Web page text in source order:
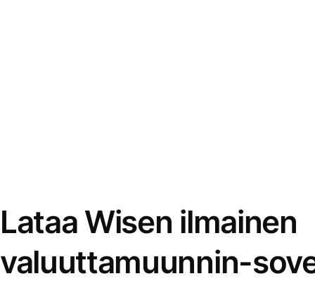
Lataa Wisen ilmainen
valuuttamuunnin-